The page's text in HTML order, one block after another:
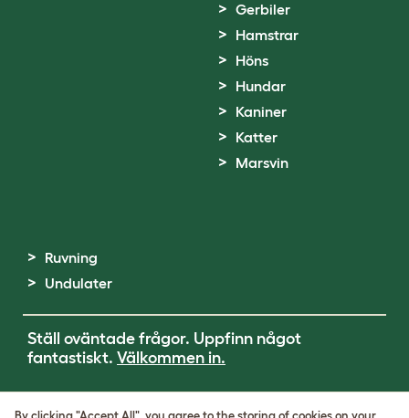
Gerbiler
Hamstrar
Höns
Hundar
Kaniner
Katter
Marsvin
Ruvning
Undulater
Ställ oväntade frågor. Uppfinn något
fantastiskt. Välkommen in.